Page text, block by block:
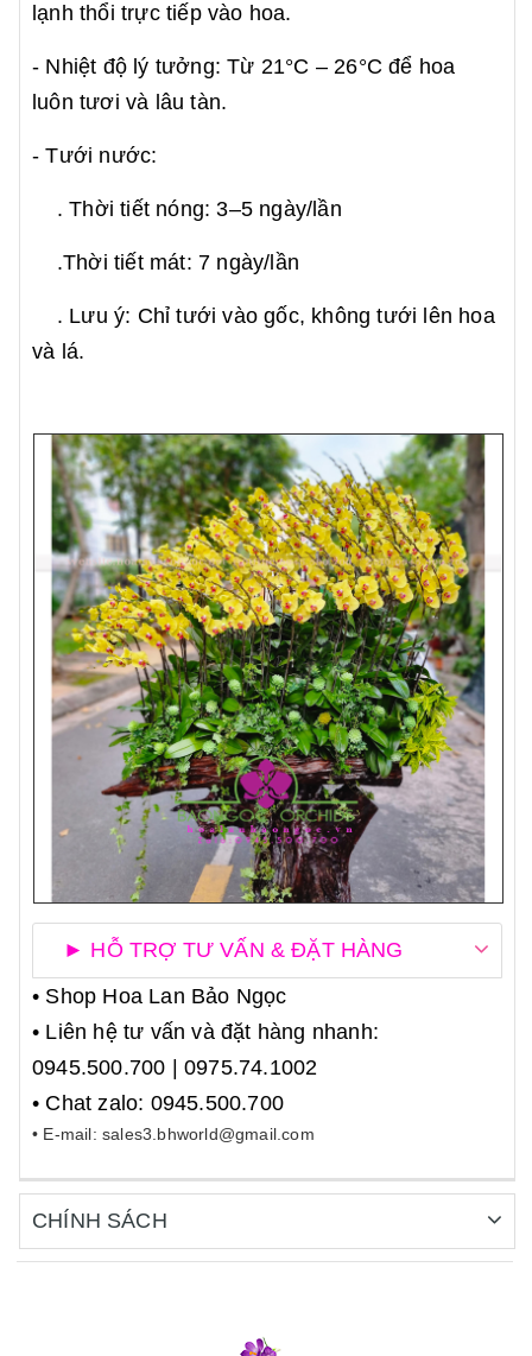
lạnh thổi trực tiếp vào hoa.
- Nhiệt độ lý tưởng: Từ 21°C – 26°C để hoa
luôn tươi và lâu tàn.
- Tưới nước:
. Thời tiết nóng: 3–5 ngày/lần
.Thời tiết mát: 7 ngày/lần
. Lưu ý: Chỉ tưới vào gốc, không tưới lên hoa
và lá.
► HỖ TRỢ TƯ VẤN & ĐẶT HÀNG
• Shop Hoa Lan Bảo Ngọc
• Liên hệ tư vấn và đặt hàng nhanh:
0945.500.700 | 0975.74.1002
• Chat zalo: 0945.500.700
• E-mail: sales3.bhworld@gmail.com
CHÍNH SÁCH